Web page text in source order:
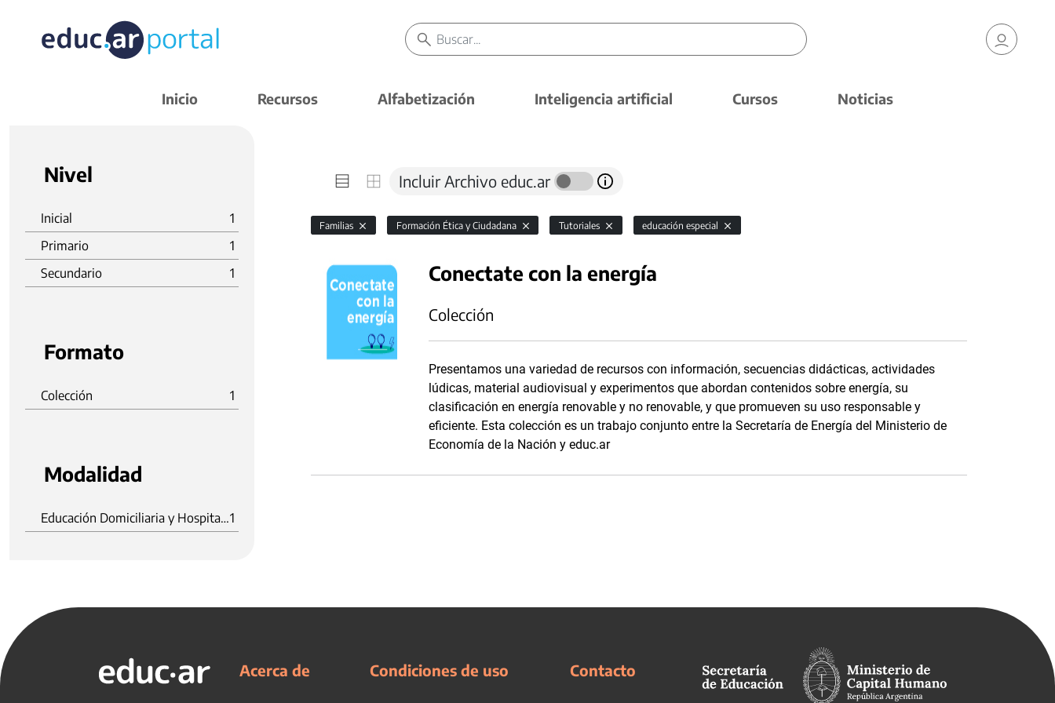
Inicio Recursos Alfabetización Inteligencia artificial Cursos Noticias
Nivel
Inicial
1
Primario
1
Secundario
1
Formato
Colección 1
Modalidad
Educación Domiciliaria y Hospitalaria1
Incluir Archivo educ.ar
Familias Formación Ética y Ciudadana Tutoriales educación especial
Conectate con la energía
Colección
Presentamos una variedad de recursos con información, secuencias didácticas, actividades
lúdicas, material audiovisual y experimentos que abordan contenidos sobre energía, su
clasificación en energía renovable y no renovable, y que promueven su uso responsable y
eficiente. Esta colección es un trabajo conjunto entre la Secretaría de Energía del Ministerio de
Economía de la Nación y educ.ar
Acerca de Condiciones de uso Contacto